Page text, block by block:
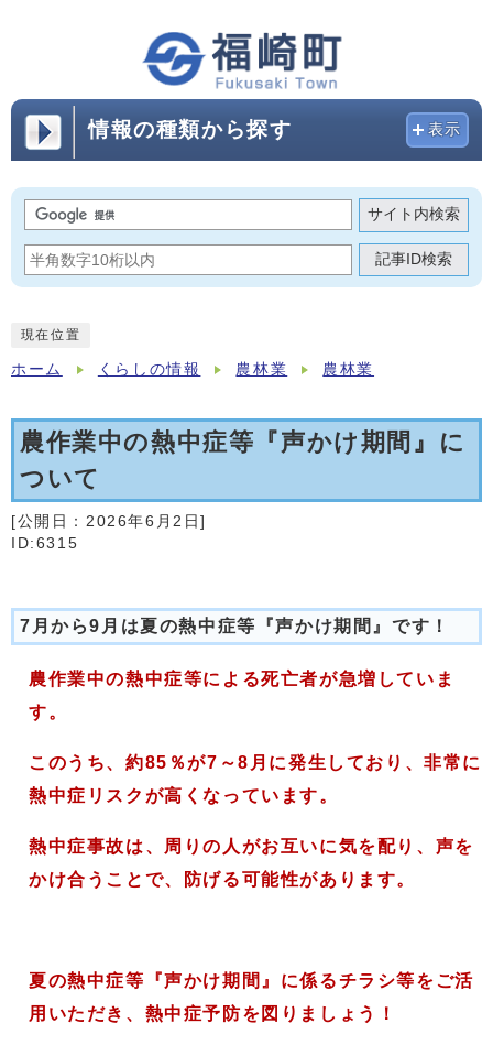
情報の種類から探す 表示
サイト内検索
記事ID検索
現在位置
ホーム くらしの情報 農林業 農林業
農作業中の熱中症等『声かけ期間』に
ついて
[公開日： 2026年6月2日]
ID:6315
7月から9月は夏の熱中症等『声かけ期間』です！
農作業中の熱中症等による死亡者が急増していま
す。
このうち、約85％が7～8月に発生しており、非常に
熱中症リスクが高くなっています。
熱中症事故は、周りの人がお互いに気を配り、声を
かけ合うことで、防げる可能性があります。
夏の熱中症等『声かけ期間』に係るチラシ等をご活
用いただき、熱中症予防を図りましょう！